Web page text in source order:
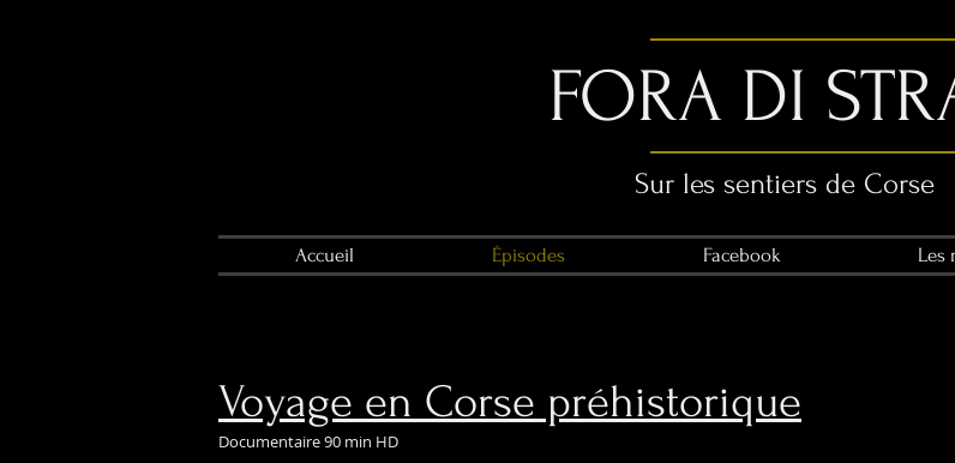
FORA DI
Sur les sentiers de Corse
Accueil Épisodes Facebook Les
Voyage en Corse préhistorique
Documentaire 90 min HD